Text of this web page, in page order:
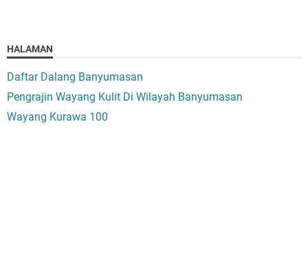
HALAMAN
Daftar Dalang Banyumasan
Pengrajin Wayang Kulit Di Wilayah Banyumasan
Wayang Kurawa 100